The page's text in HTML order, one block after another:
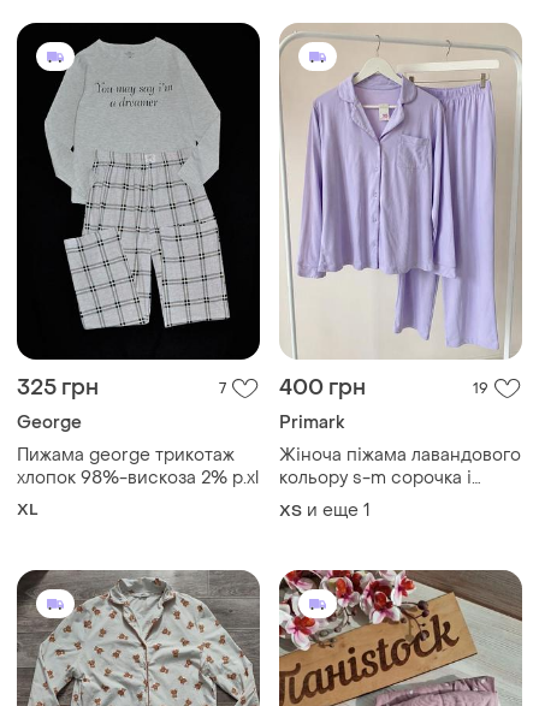
325 грн 7
George
Пижама george трикотаж
хлопок 98%-вискоза 2% р.xl
XL
400 грн 19
Primark
Жіноча піжама лавандового
кольору s-m сорочка і
штани
ХS и еще 1